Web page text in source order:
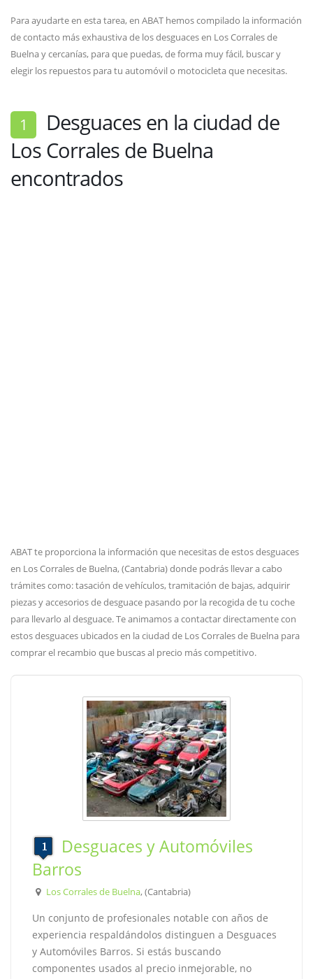
Para ayudarte en esta tarea, en ABAT hemos compilado la información
de contacto más exhaustiva de los desguaces en Los Corrales de
Buelna y cercanías, para que puedas, de forma muy fácil, buscar y
elegir los repuestos para tu automóvil o motocicleta que necesitas.
1 Desguaces en la ciudad de
Los Corrales de Buelna
encontrados
ABAT te proporciona la información que necesitas de estos desguaces
en Los Corrales de Buelna, (Cantabria) donde podrás llevar a cabo
trámites como: tasación de vehículos, tramitación de bajas, adquirir
piezas y accesorios de desguace pasando por la recogida de tu coche
para llevarlo al desguace. Te animamos a contactar directamente con
estos desguaces ubicados en la ciudad de Los Corrales de Buelna para
comprar el recambio que buscas al precio más competitivo.
Desguaces y Automóviles
Barros
Los Corrales de Buelna, (Cantabria)
Un conjunto de profesionales notable con años de
experiencia respaldándolos distinguen a Desguaces
y Automóviles Barros. Si estás buscando
componentes usados al precio inmejorable, no